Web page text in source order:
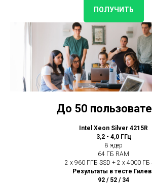
ПОЛУЧИТЬ
До 50
Intel Xeon Silver 4215R
3,2 - 4,0 ГГц
8 ядер
64 ГБ RAM
2 x 960 ГГБ SSD + 2 x 4000 ГБ
Результаты в тесте
92 / 52 / 34